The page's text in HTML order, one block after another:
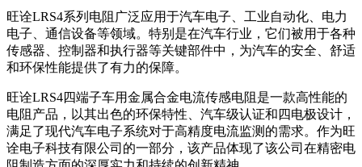
旺诠LRS4系列电阻广泛应用于汽车电子、工业自动化、电力
电子、通信设备等领域。特别是在汽车行业，它们被用于各种
传感器、控制器和执行器等关键部件中，为汽车的安全、舒适
和环保性能提供了有力的保障。
旺诠LRS4四端子车用金属合金电流传感电阻是一款高性能的
电阻产品，以其出色的环保特性、汽车级认证和四电极设计，
满足了现代汽车电子系统对于高精度电流监测的需求。作为旺
诠电子科技有限公司的一部分，该产品体现了该公司在精密电